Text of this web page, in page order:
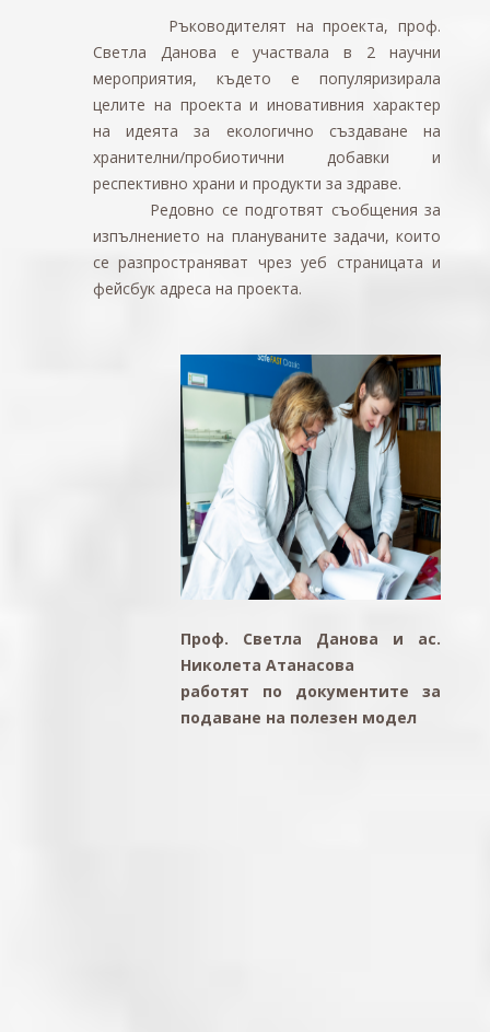
Ръководителят на проекта, проф.
Светла Данова е участвала в 2 научни
мероприятия, където е популяризирала
целите на проекта и иновативния характер
на идеята за екологично създаване на
хранителни/пробиотични добавки и
респективно храни и продукти за здраве.
Редовно се подготвят съобщения за
изпълнението на плануваните задачи, които
се разпространяват чрез уеб страницата и
фейсбук адреса на проекта.
Проф. Светла Данова и ас.
Николета Атанасова
работят по документите за
подаване на полезен модел